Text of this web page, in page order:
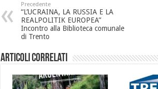
Precedente
“L’UCRAINA, LA RUSSIA E LA
REALPOLITIK EUROPEA”
Incontro alla Biblioteca comunale
di Trento
Articoli correlati